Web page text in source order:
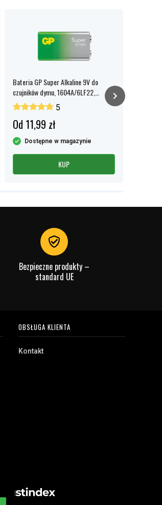
Bateria GP Super Alkaline 9V do
czujników dymu, 1604A/6LF22,
opakowanie 1 szt.
5
Od 11,99 zł
Dostępne w magazynie
KUP
Bezpieczne produkty –
standard UE
OBSŁUGA KLIENTA
Kontakt